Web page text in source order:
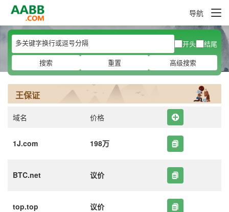
导航
开头
结尾
搜索
重置 高级搜索
王保证
域名 价格
1J.com 198万
BTC.net 议价
top.top 议价